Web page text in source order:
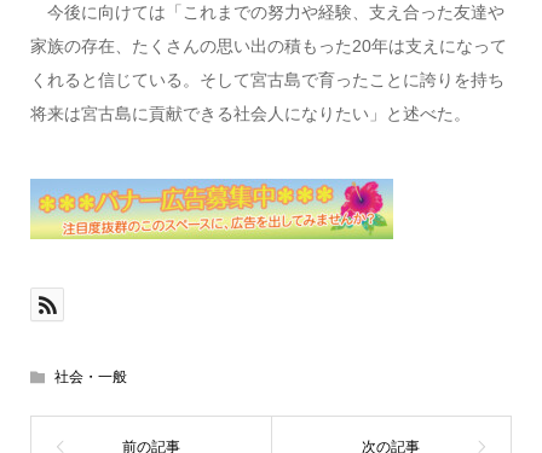
今後に向けては「これまでの努力や経験、支え合った友達や
家族の存在、たくさんの思い出の積もった20年は支えになって
くれると信じている。そして宮古島で育ったことに誇りを持ち
将来は宮古島に貢献できる社会人になりたい」と述べた。
社会・一般